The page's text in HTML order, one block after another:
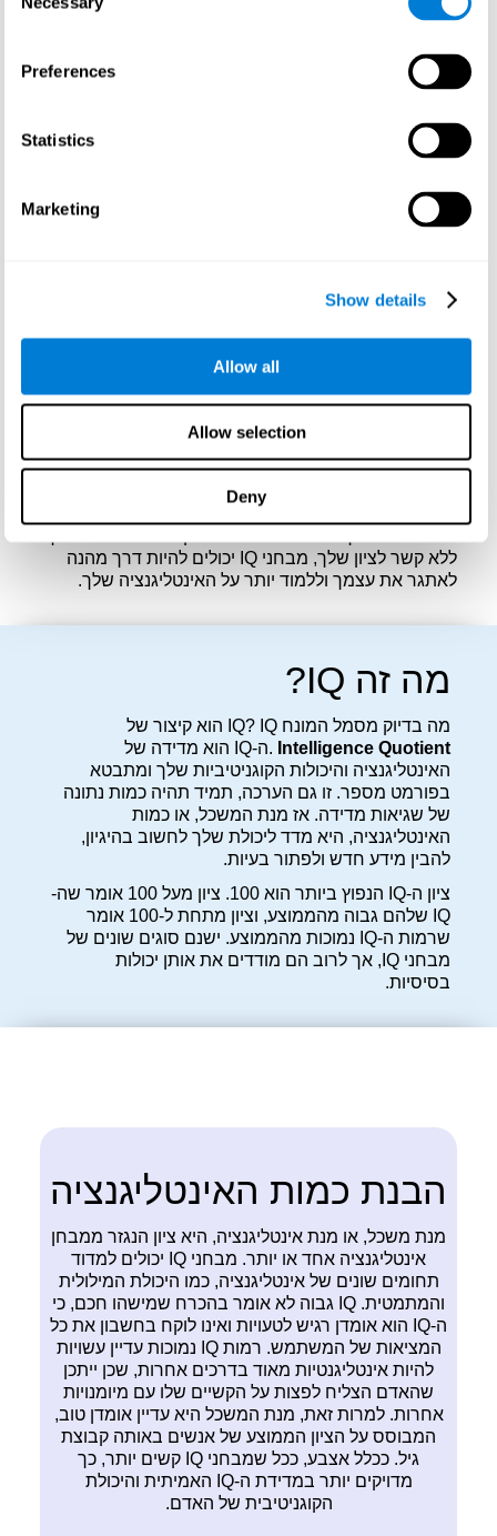
Selection
Preferences
Statistics
Marketing
Show details
Allow all
Allow selection
Deny
משמשים למגוון מטרות, כגון זיהוי תלמידים מחוננים,
אבחון לקויות למידה והצבת אנשים בעבודות. ניתן
טובה יותר של היכולות שלך וכיצד אתה משווה לאחרים.
לראות איך אתה מתמודד מול שאר האוכלוסייה. כמו כן,
השגת מנת משכל נמוכה יכולה לעזור לך להשיג סיוע או
הם יכולים לתת לך מושג עד כמה אתה מעבד מידע וכמה
מהר אתה יכול לפתור בעיות. מידע זה יכול לעזור לקבוע
את החוזקות והחולשות שלך, והוא גם יכול לעזור לך למקד
את הלימודים בתחומים הנכונים.
אם אתה מבקיע גבוה מהממוצע, זה יכול לעודד אותך
ללא קשר לציון שלך, מבחני IQ יכולים להיות דרך מהנה
לאתגר את עצמך וללמוד יותר על האינטליגנציה שלך.
מה זה IQ?
מה בדיוק מסמל המונח IQ? IQ הוא קיצור של
Intelligence Quotient
.ה-IQ הוא מדידה של
האינטליגנציה והיכולות הקוגניטיביות שלך ומתבטא
בפורמט מספר. זו גם הערכה, תמיד תהיה כמות נתונה
של שגיאות מדידה. אז מנת המשכל, או כמות
האינטליגנציה, היא מדד ליכולת שלך לחשוב בהיגיון,
להבין מידע חדש ולפתור בעיות.
ציון ה-IQ הנפוץ ביותר הוא 100. ציון מעל 100 אומר שה-
IQ שלהם גבוה מהממוצע, וציון מתחת ל-100 אומר
שרמות ה-IQ נמוכות מהממוצע. ישנם סוגים שונים של
מבחני IQ, אך לרוב הם מודדים את אותן יכולות
בסיסיות.
הבנת כמות האינטליגנציה
מנת משכל, או מנת אינטליגנציה, היא ציון הנגזר ממבחן
אינטליגנציה אחד או יותר. מבחני IQ יכולים למדוד
תחומים שונים של אינטליגנציה, כמו היכולת המילולית
והמתמטית. IQ גבוה לא אומר בהכרח שמישהו חכם, כי
ה-IQ הוא אומדן רגיש לטעויות ואינו לוקח בחשבון את כל
המציאות של המשתמש. רמות IQ נמוכות עדיין עשויות
להיות אינטליגנטיות מאוד בדרכים אחרות, שכן ייתכן
שהאדם הצליח לפצות על הקשיים שלו עם מיומנויות
אחרות. למרות זאת, מנת המשכל היא עדיין אומדן טוב,
המבוסס על הציון הממוצע של אנשים באותה קבוצת
גיל. ככלל אצבע, ככל שמבחני IQ קשים יותר, כך
מדויקים יותר במדידת ה-IQ האמיתית והיכולת
הקוגניטיבית של האדם.